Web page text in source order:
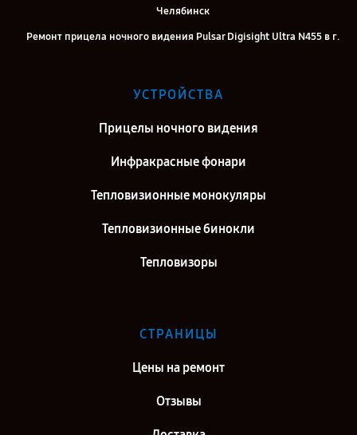
Челябинск
Ремонт прицела ночного видения Pulsar Digisight Ultra N455 в г.
Казань
Ремонт прицела ночного видения Pulsar Digisight Ultra N455 в г.
Ремонт прицела ночного видения Pulsar Digisight Ultra N455 в г.
Санкт-Петербург
УСТРОЙСТВА
Прицелы ночного видения
Инфракрасные фонари
Тепловизионные монокуляры
Тепловизионные бинокли
Тепловизоры
СТРАНИЦЫ
Цены на ремонт
Отзывы